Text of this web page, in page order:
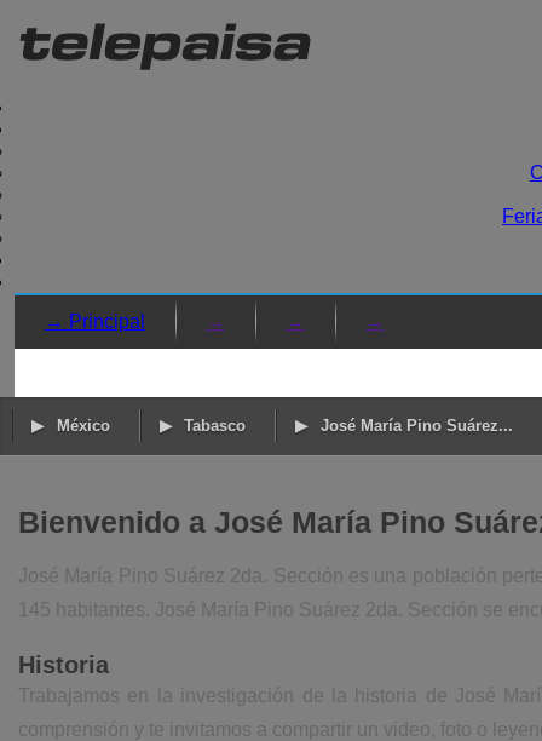
→ Principal → → →
México Tabasco José María Pino Suárez...
Bienvenido a José María Pino
José María Pino Suárez 2da. Sección es una población
145 habitantes. José María Pino Suárez 2da. Sección se
Historia
Trabajamos en la investigación de la historia de José
comprensión y te invitamos a compartir un video, foto o